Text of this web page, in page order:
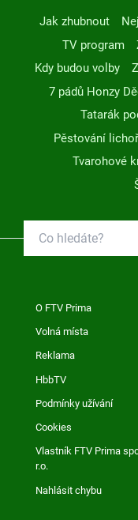
Jak zhubnout
TV program
Kdy budou volby
7 pádů Honzy
Tatarák
Pěstování
Tvarohové
O FTV Prima
Volná místa
Reklama
HbbTV
Podmínky užívání
Cookies
Vlastník FTV Prima
r.o.
Nahlásit chybu